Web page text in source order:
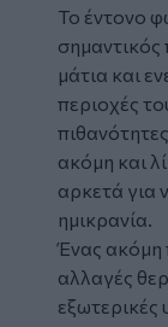
Το έντονο
μάτια και
περιοχές
ακόμη και
αρκετά για
ημικρανία.
Ένας ακόμη
αλλαγές
εξωτερικές